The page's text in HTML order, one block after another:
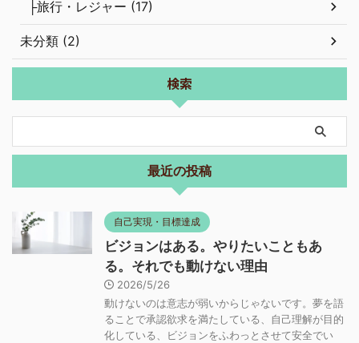
├旅行・レジャー (17)
未分類 (2)
検索
最近の投稿
自己実現・目標達成
ビジョンはある。やりたいこともあ
る。それでも動けない理由
2026/5/26
動けないのは意志が弱いからじゃないです。夢を語
ることで承認欲求を満たしている、自己理解が目的
化している、ビジョンをふわっとさせて安全でい